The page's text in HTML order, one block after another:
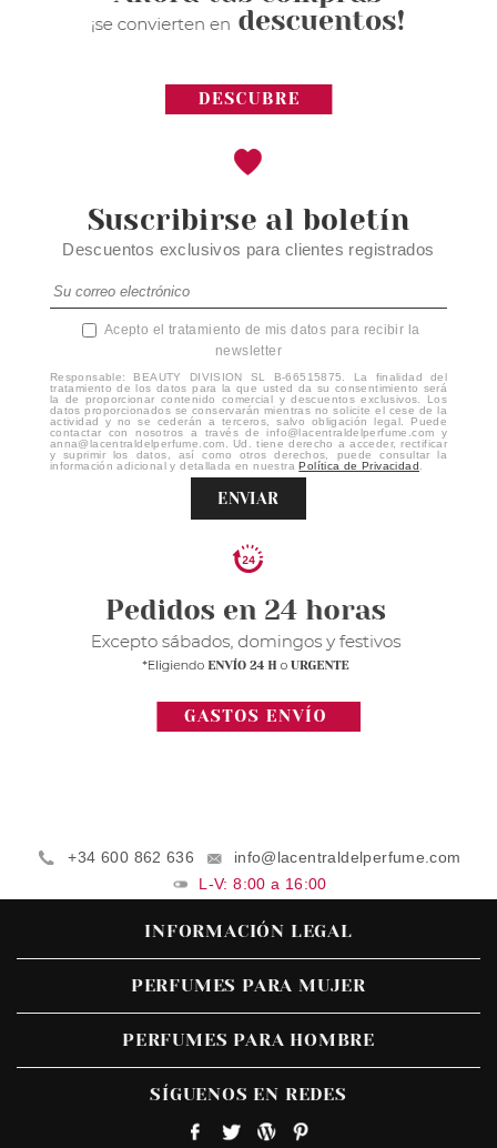
Suscribirse al boletín
Descuentos exclusivos para clientes registrados
Acepto el tratamiento de mis datos para recibir la
newsletter
Responsable: BEAUTY DIVISION SL B-66515875. La finalidad del
tratamiento de los datos para la que usted da su consentimiento será
la de proporcionar contenido comercial y descuentos exclusivos. Los
datos proporcionados se conservarán mientras no solicite el cese de la
actividad y no se cederán a terceros, salvo obligación legal. Puede
contactar con nosotros a través de info@lacentraldelperfume.com y
anna@lacentraldelperfume.com. Ud. tiene derecho a acceder, rectificar
y suprimir los datos, así como otros derechos, puede consultar la
información adicional y detallada en nuestraPolítica de Privacidad
ENVIAR
+34 600 862 636
info@lacentraldelperfume.com
L-V: 8:00 a 16:00
INFORMACIÓN LEGAL
PERFUMES PARA MUJER
PERFUMES PARA HOMBRE
SÍGUENOS EN REDES